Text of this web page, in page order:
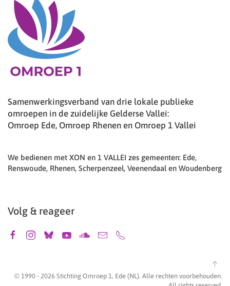
Samenwerkingsverband van drie lokale publieke
omroepen in de zuidelijke Gelderse Vallei:
Omroep Ede, Omroep Rhenen en Omroep 1 Vallei
We bedienen met XON en 1 VALLEI zes gemeenten: Ede,
Renswoude, Rhenen, Scherpenzeel, Veenendaal en Woudenberg
Volg & reageer
© 1990 - 2026 Stichting Omroep 1, Ede (NL). Alle rechten voorbehouden.